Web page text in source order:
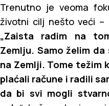
Trenutno je veoma
životni cilj nešto veći –
„Zaista radim na
Zemlju. Samo želim
na Zemlji. Tome težim
plaćali račune i radili
da bi svi mogli